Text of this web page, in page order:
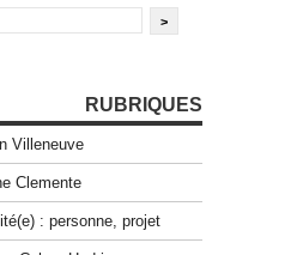
RUBRIQUES
Villeneuve
Clemente
: personne, projet